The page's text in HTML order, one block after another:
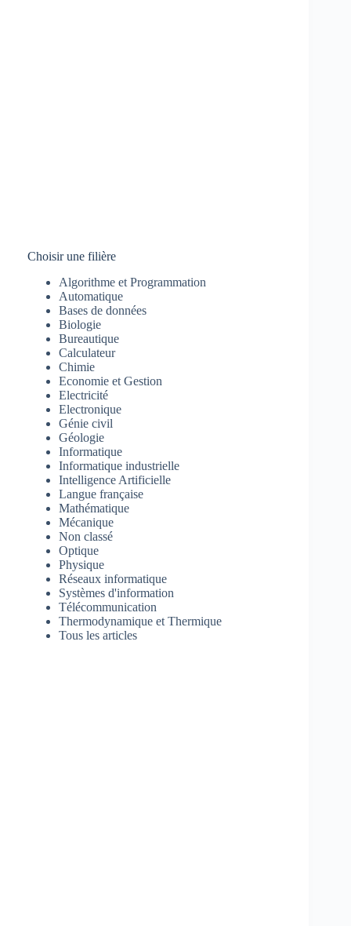
Choisir une filière
Algorithme et Programmation
Automatique
Bases de données
Biologie
Bureautique
Calculateur
Chimie
Economie et Gestion
Electricité
Electronique
Génie civil
Géologie
Informatique
Informatique industrielle
Intelligence Artificielle
Langue française
Mathématique
Mécanique
Non classé
Optique
Physique
Réseaux informatique
Systèmes d'information
Télécommunication
Thermodynamique et Thermique
Tous les articles